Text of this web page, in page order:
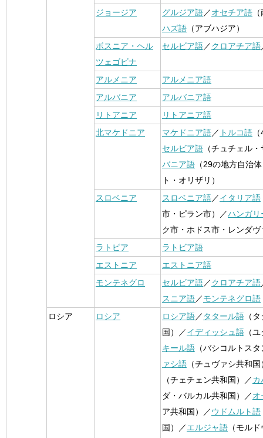
ジョージア
グルジア語／オセチア語
ハズ語 （アブハジア）
ボスニア・ヘル
ツェゴビナ
セルビア語／クロアチア語
アルメニア
アルメニア語
アルバニア
アルバニア語
リトアニア
リトアニア語
北マケドニア
マケドニア語／ トルコ語
セルビア語 （チュチェル
バニア語 （29の地方自治
ト・オリザリ）
スロベニア
スロベニア語／イタリア語
市・ピラン市）／ハンガリ
ク市・ホドス市・レンダヴ
ラトビア
ラトビア語
エストニア
エストニア語
モンテネグロ
セルビア語／クロアチア語
スニア語／モンテネグロ語
ロシア
ロシア ロシア語／ タタール語 （
国）／イディッシュ語 （
キール語 （バシコルトス
ァシ語 （チュヴァシ共和
（チェチェン共和国）／カ
ダ・バルカル共和国）／オ
ア共和国）／ウドムルト語
国）／エルジャ語 （モル